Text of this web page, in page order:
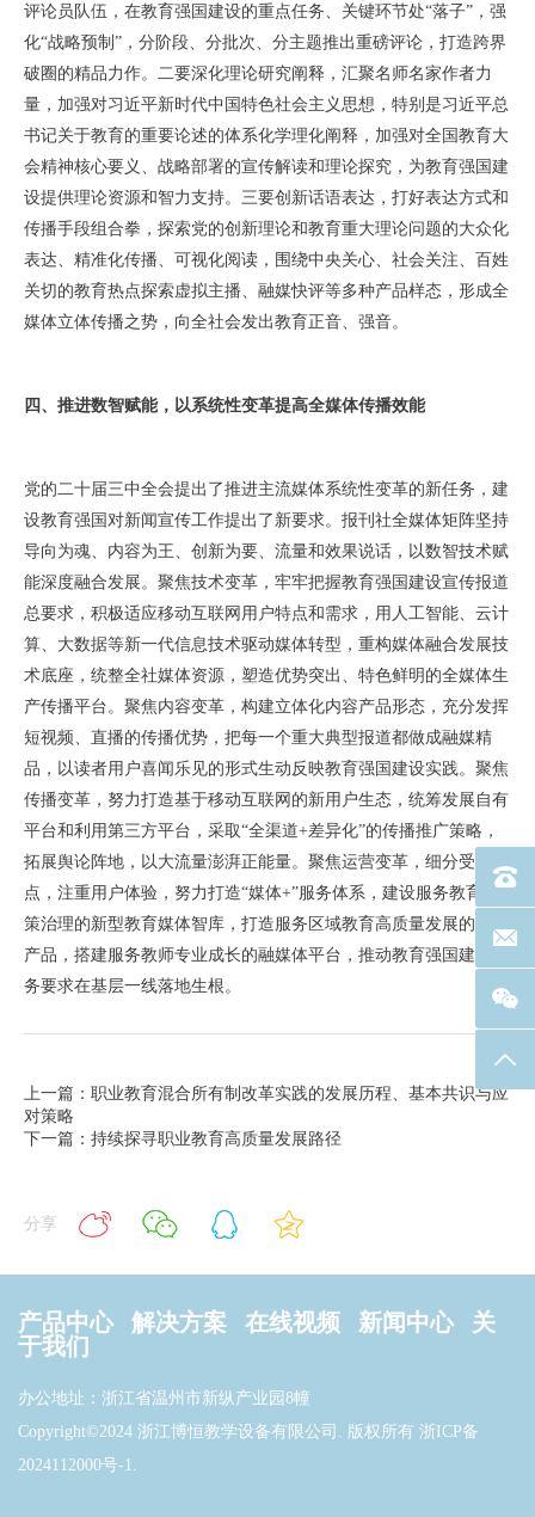
评论员队伍，在教育强国建设的重点任务、关键环节处“落子”，强
化“战略预制”，分阶段、分批次、分主题推出重磅评论，打造跨界
破圈的精品力作。二要深化理论研究阐释，汇聚名师名家作者力
量，加强对习近平新时代中国特色社会主义思想，特别是习近平总
书记关于教育的重要论述的体系化学理化阐释，加强对全国教育大
会精神核心要义、战略部署的宣传解读和理论探究，为教育强国建
设提供理论资源和智力支持。三要创新话语表达，打好表达方式和
传播手段组合拳，探索党的创新理论和教育重大理论问题的大众化
表达、精准化传播、可视化阅读，围绕中央关心、社会关注、百姓
关切的教育热点探索虚拟主播、融媒快评等多种产品样态，形成全
媒体立体传播之势，向全社会发出教育正音、强音。
四、推进数智赋能，以系统性变革提高全媒体传播效能
党的二十届三中全会提出了推进主流媒体系统性变革的新任务，建
设教育强国对新闻宣传工作提出了新要求。报刊社全媒体矩阵坚持
导向为魂、内容为王、创新为要、流量和效果说话，以数智技术赋
能深度融合发展。聚焦技术变革，牢牢把握教育强国建设宣传报道
总要求，积极适应移动互联网用户特点和需求，用人工智能、云计
算、大数据等新一代信息技术驱动媒体转型，重构媒体融合发展技
术底座，统整全社媒体资源，塑造优势突出、特色鲜明的全媒体生
产传播平台。聚焦内容变革，构建立体化内容产品形态，充分发挥
短视频、直播的传播优势，把每一个重大典型报道都做成融媒精
品，以读者用户喜闻乐见的形式生动反映教育强国建设实践。聚焦
传播变革，努力打造基于移动互联网的新用户生态，统筹发展自有
平台和利用第三方平台，采取“全渠道+差异化”的传播推广策略，
拓展舆论阵地，以大流量澎湃正能量。聚焦运营变革，细分受众特
点，注重用户体验，努力打造“媒体+”服务体系，建设服务教育决
策治理的新型教育媒体智库，打造服务区域教育高质量发展的品牌
产品，搭建服务教师专业成长的融媒体平台，推动教育强国建设任
务要求在基层一线落地生根。
上一篇：职业教育混合所有制改革实践的发展历程、基本共识与应
对策略
下一篇：持续探寻职业教育高质量发展路径
分享
产品中心 解决方案 在线视频 新闻中心
关
于我们
办公地址：浙江省温州市新纵产业园8幢
Copyright©2024 浙江博恒教学设备有限公司. 版权所有 浙ICP备
2024112000号-1
电话
联系
返回